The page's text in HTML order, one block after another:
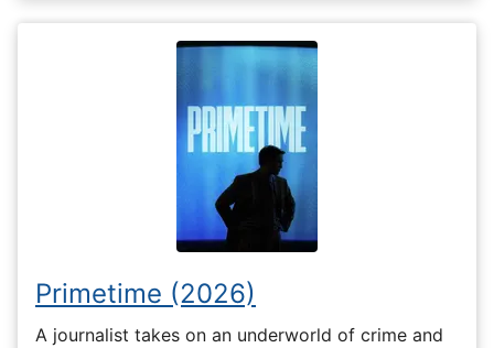
Primetime (2026)
A journalist takes on an underworld of crime and